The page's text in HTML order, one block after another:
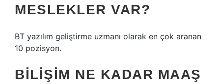
MESLEKLER VAR?
BT yazılım geliştirme uzmanı olarak en çok aranan
10 pozisyon.
BILIŞIM NE KADAR MAAŞ